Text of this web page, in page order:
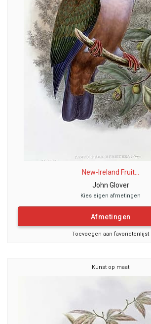
New-Ireland Fruit...
John Glover
Kies eigen afmetingen
Afmetingen
Toevoegen aan favorietenlijst
Kunst op maat